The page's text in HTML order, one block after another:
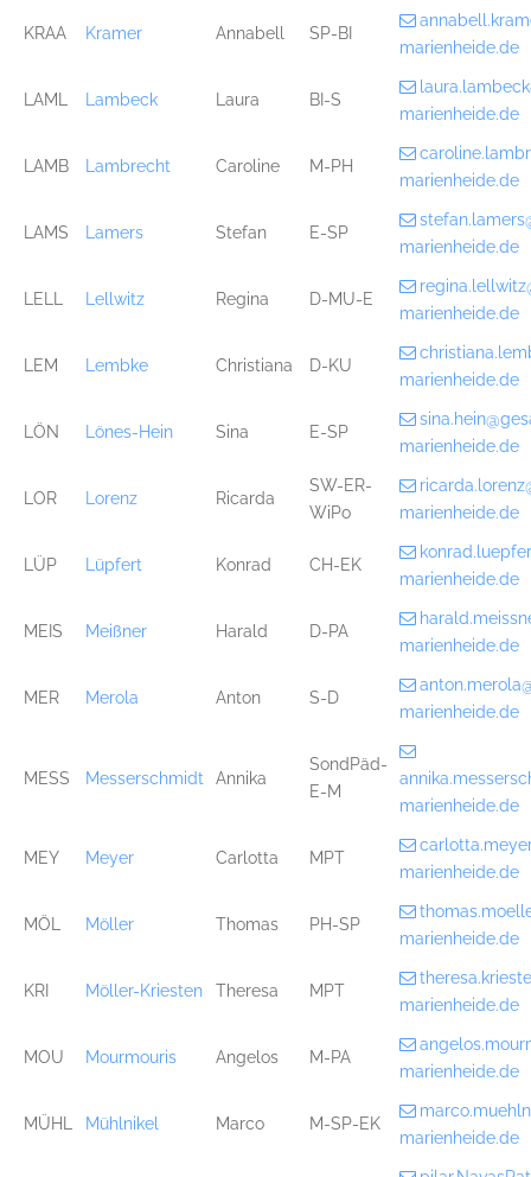
KRAA Kramer Annabell SP-BI
marienheide.de
LAML Lambeck Laura BI-S
marienheide.de
LAMB Lambrecht Caroline M-PH
marienheide.de
LAMS Lamers Stefan E-SP
marienheide.de
LELL Lellwitz Regina D-MU-E
marienheide.de
LEM Lembke Christiana D-KU
marienheide.de
LÖN Lönes-Hein Sina E-SP
marienheide.de
LOR Lorenz Ricarda
SW-ER-
WiPo
marienheide.de
LÜP Lüpfert Konrad CH-EK
marienheide.de
MEIS Meißner Harald D-PA
marienheide.de
MER Merola Anton S-D
marienheide.de
MESS Messerschmidt Annika
SondPäd-
E-M
marienheide.de
MEY Meyer Carlotta MPT
marienheide.de
MÖL Möller Thomas PH-SP
marienheide.de
KRI Möller-Kriesten Theresa MPT
marienheide.de
MOU Mourmouris Angelos M-PA
marienheide.de
MÜHL Mühlnikel Marco M-SP-EK
marienheide.de